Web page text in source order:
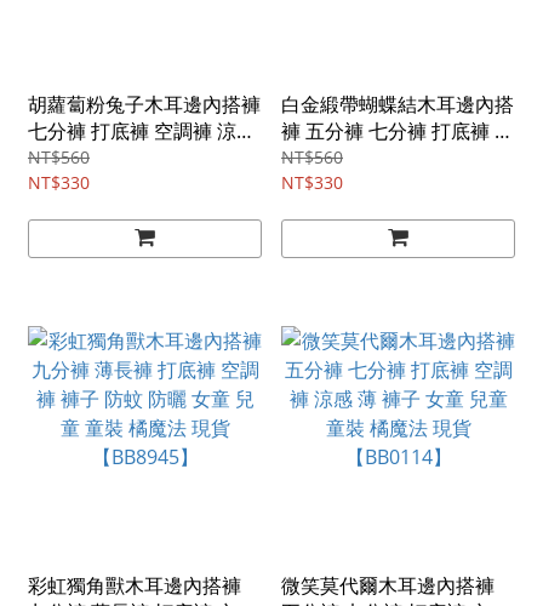
胡蘿蔔粉兔子木耳邊內搭褲
七分褲 打底褲 空調褲 涼感
薄 褲子 女童 兒童 童裝 橘
魔法 現貨【BB6683】
NT$560
NT$330
白金緞帶蝴蝶結木耳邊內搭
褲 五分褲 七分褲 打底褲 空
調褲 涼感 薄 褲子 女童 兒
童 童裝 橘魔法 現貨
NT$560
NT$330
彩虹獨角獸木耳邊內搭褲
微笑莫代爾木耳邊內搭褲